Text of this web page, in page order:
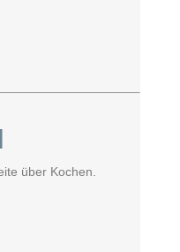
über Kochen.